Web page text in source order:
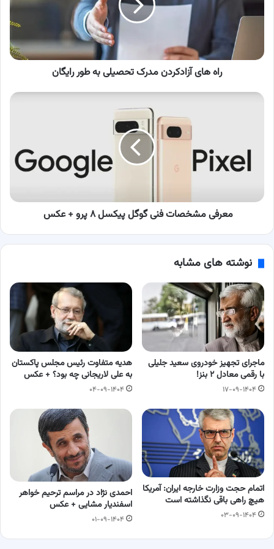
به
راه های آزادکردن مدرک تحصیلی به طور رایگان
معرفی
پیکسل
عکس
معرفی مشخصات فنی گوگل پیکسل ۸ پرو + عکس
نوشته های مشابه
ماجرای تجهیز خودروی سعید جلیلی
با رقمی معادل ۲ بنز!
۱۷-۰۹-۱۴۰۴
هدیه متفاوت رئیس مجلس پاکستان
به علی لاریجانی چه بود؟ + عکس
۰۴-۰۹-۱۴۰۴
اتمام حجت وزارت خارجه ایران: آمریکا
هیچ راهی باقی نگذاشته است
۰۳-۰۹-۱۴۰۴
احمدی نژاد در مراسم ترحیم خواهر
اسفندیار مشایی + عکس
۰۱-۰۹-۱۴۰۴